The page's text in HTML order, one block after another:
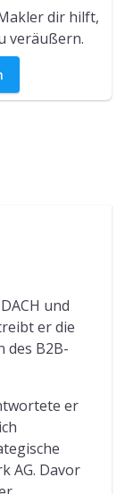
dir hilft,
veräußern.
und
er die
des B2B-
er
AG. Davor